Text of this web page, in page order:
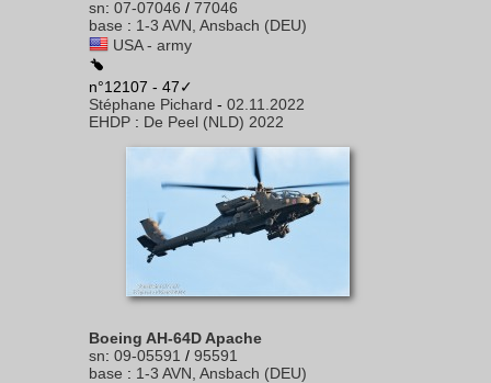
sn: 07-07046 / 77046
base : 1-3 AVN, Ansbach (DEU)
USA - army
n°12107 - 47✓
Stéphane Pichard - 02.11.2022
EHDP : De Peel (NLD) 2022
Boeing AH-64D Apache
sn: 09-05591 / 95591
base : 1-3 AVN, Ansbach (DEU)